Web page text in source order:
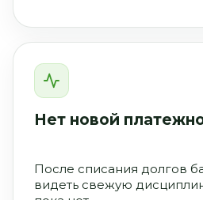
Нет новой
После списания долгов
видеть свежую